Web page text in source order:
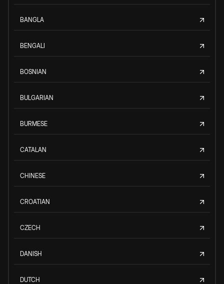
BANGLA
BENGALI
BOSNIAN
BULGARIAN
BURMESE
CATALAN
CHINESE
CROATIAN
CZECH
DANISH
DUTCH